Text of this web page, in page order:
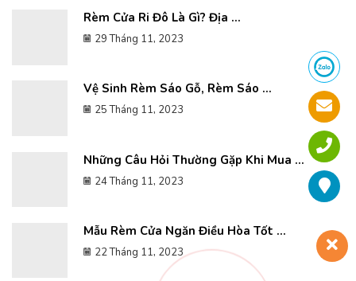
Rèm Cửa Ri Đô Là Gì? Địa ...
29 Tháng 11, 2023
Vệ Sinh Rèm Sáo Gỗ, Rèm Sáo ...
25 Tháng 11, 2023
Những Câu Hỏi Thường Gặp Khi Mua ...
24 Tháng 11, 2023
Mẫu Rèm Cửa Ngăn Điều Hòa Tốt ...
22 Tháng 11, 2023